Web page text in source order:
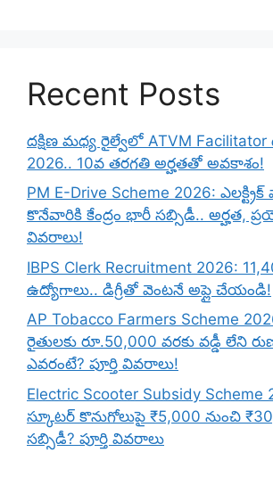
Recent Posts
దక్షిణ మధ్య రైల్వేలో ATVM
2026.. 10వ తరగతి అర్హతతో అవకాశం!
PM E-Drive Scheme 2026:
కొనేవారికి కేంద్రం భారీ సబ్సిడీ.. అర్హత,
వివరాలు!
IBPS Clerk Recruitment 2026:
ఉద్యోగాలు.. డిగ్రీతో వెంటనే అప్లై చేయండి!
AP Tobacco Farmers Scheme
రైతులకు రూ.50,000 వరకు వడ్డీ లేని
ఎవరంటే? పూర్తి వివరాలు!
Electric Scooter Subsidy Scheme
స్కూటర్ కొనుగోలుపై ₹5,000 నుంచి
సబ్సిడీ? పూర్తి వివరాలు